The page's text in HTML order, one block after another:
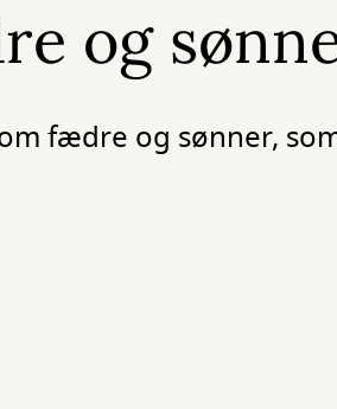
og
fædre og sønner,